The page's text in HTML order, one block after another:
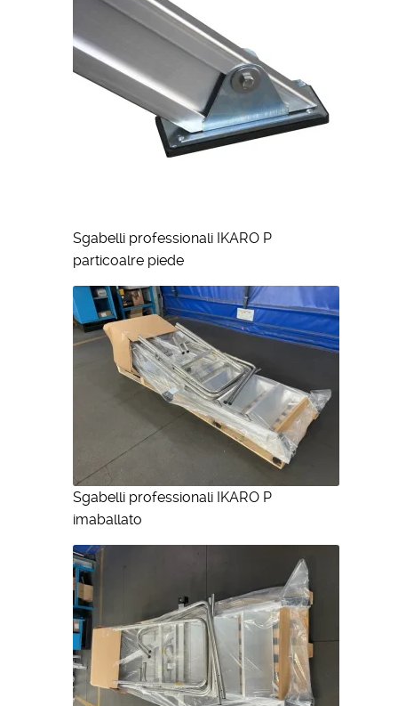
Sgabelli professionali IKARO P
particoalre piede
Sgabelli professionali IKARO P
imaballato